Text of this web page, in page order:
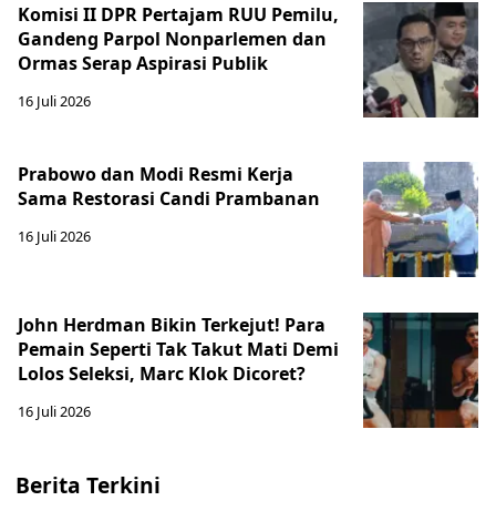
Komisi II DPR Pertajam RUU Pemilu,
Gandeng Parpol Nonparlemen dan
Ormas Serap Aspirasi Publik
16 Juli 2026
Prabowo dan Modi Resmi Kerja
Sama Restorasi Candi Prambanan
16 Juli 2026
John Herdman Bikin Terkejut! Para
Pemain Seperti Tak Takut Mati Demi
Lolos Seleksi, Marc Klok Dicoret?
16 Juli 2026
Berita Terkini